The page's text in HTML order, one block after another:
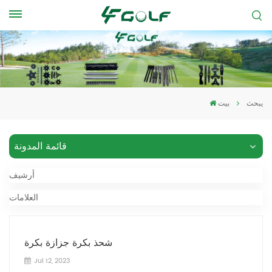
بيت يبحث
قائمة المدونة
أرشيف
العلامات
شحذ بكرة جزازة بكرة
Jul 12, 2023